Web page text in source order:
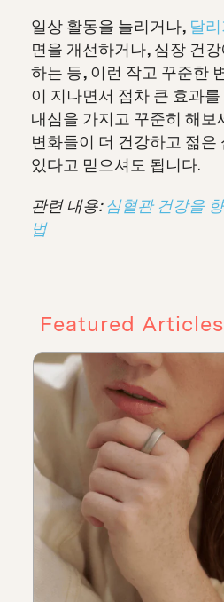
일상 활동을 늘리거나, 달
면을 개선하거나, 심장 건
하는 등, 이런 작고 꾸준한
이 지나면서 점차 큰 효과
내심을 가지고 꾸준히 해보
변화들이 더 건강하고 젊은
있다고 믿으셔도 됩니다.
관련 내용: 심혈관 건강을
법
Featured Articles